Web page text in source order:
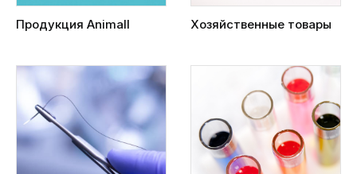
Продукция Animall Хозяйственные товары